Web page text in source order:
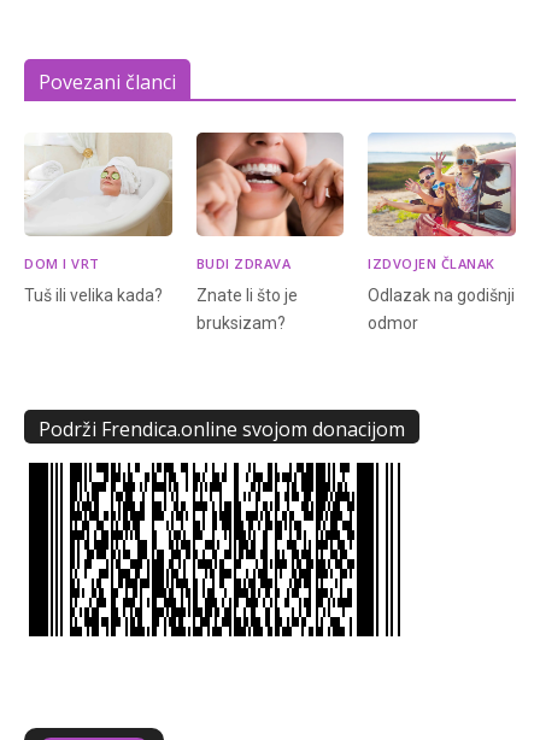
Povezani članci
DOM I VRT
Tuš ili velika kada?
BUDI ZDRAVA
Znate li što je
bruksizam?
IZDVOJEN ČLANAK
Odlazak na godišnji
odmor
Podrži Frendica.online svojom donacijom